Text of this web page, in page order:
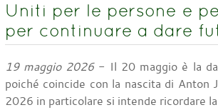
Uniti per le persone e
per continuare a dare
19 maggio 2026- Il 20 maggio è la
poiché coincide con la nascita di Anton
2026 in particolare si intende ricordare